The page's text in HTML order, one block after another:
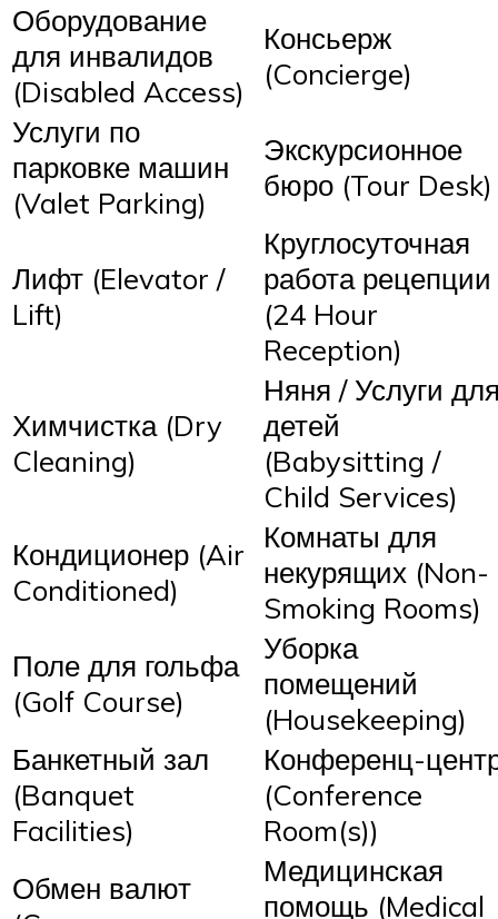
Оборудование
для инвалидов
(Disabled Access)
Консьерж
(Concierge)
Услуги по
парковке машин
(Valet Parking)
Экскурсионное
бюро (Tour Desk)
Лифт (Elevator /
Lift)
Круглосуточная
работа рецепции
(24 Hour
Reception)
Химчистка (Dry
Cleaning)
Няня / Услуги
детей
(Babysitting /
Child Services)
Кондиционер (Air
Conditioned)
Комнаты для
некурящих (Non-
Smoking Rooms)
Поле для гольфа
(Golf Course)
Уборка
помещений
(Housekeeping)
Банкетный зал
(Banquet
Facilities)
Конференц-
(Conference
Room(s))
Обмен валют
Медицинская
помощь (Medical